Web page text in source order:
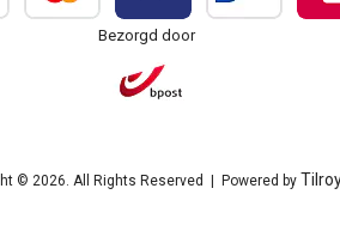
Bezorgd door
© 2026. All Rights Reserved | Powered by